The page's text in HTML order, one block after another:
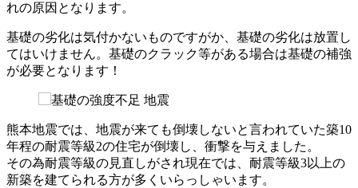
れの原因となります。
基礎の劣化は気付かないものですがか、基礎の劣化は放置し
てはいけません。基礎のクラック等がある場合は基礎の補強
が必要となります！
熊本地震では、地震が来ても倒壊しないと言われていた築10
年程の耐震等級2の住宅が倒壊し、衝撃を与えました。
その為耐震等級の見直しがされ現在では、耐震等級3以上の
新築を建てられる方が多くいらっしゃいます。